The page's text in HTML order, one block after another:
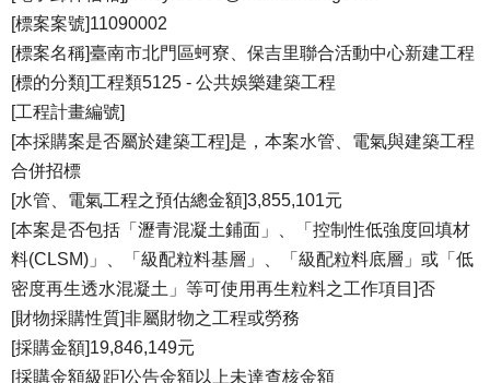
[標案案號]11090002
[標案名稱]臺南市北門區蚵寮、保吉里聯合活動中心新建工程
[標的分類]工程類5125 - 公共娛樂建築工程
[工程計畫編號]
[本採購案是否屬於建築工程]是，本案水管、電氣與建築工程
合併招標
[水管、電氣工程之預估總金額]3,855,101元
[本案是否包括「瀝青混凝土鋪面」、「控制性低強度回填材
料(CLSM)」、「級配粒料基層」、「級配粒料底層」或「低
密度再生透水混凝土」等可使用再生粒料之工作項目]否
[財物採購性質]非屬財物之工程或勞務
[採購金額]19,846,149元
[採購金額級距]公告金額以上未達查核金額